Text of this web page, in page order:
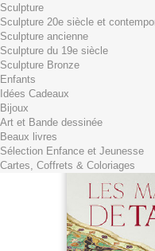
Il y a 1
Total produits TTC
Frais de port TTC
0,01€ dès
Total TTC
Continuer mes achats
Sculpture
Sculpture 20e siècle et
Sculpture ancienne
Sculpture du 19e siècle
Sculpture Bronze
Enfants
Idées Cadeaux
Bijoux
Art et Bande dessinée
Beaux livres
Sélection Enfance et Jeunesse
Cartes, Coffrets & Coloriages